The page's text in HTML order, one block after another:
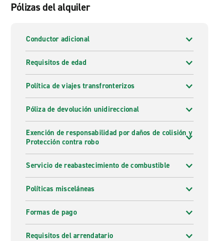
Pólizas del alquiler
Conductor adicional
Requisitos de edad
Política de viajes transfronterizos
Póliza de devolución unidireccional
Exención de responsabilidad por daños de colisión y
Protección contra robo
Servicio de reabastecimiento de combustible
Políticas misceláneas
Formas de pago
Requisitos del arrendatario